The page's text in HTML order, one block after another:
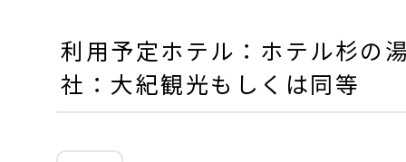
利用予定ホテル：ホテル杉の
社：大紀観光もしくは同等